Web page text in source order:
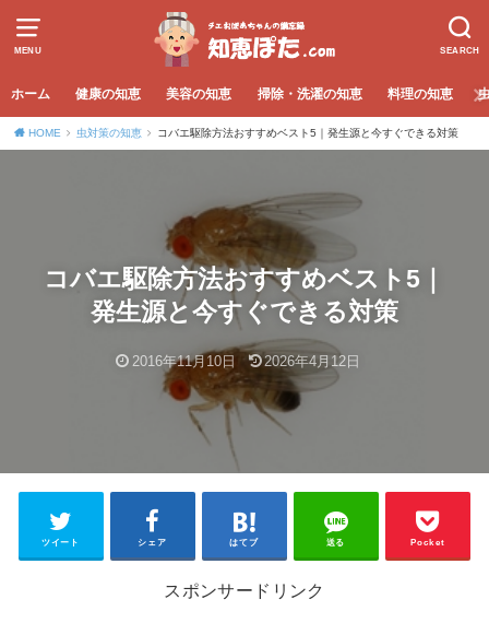
MENU SEARCH
ホーム 健康の知恵 美容の知恵 掃除・洗濯の知恵 料理の知恵
HOME 虫対策の知恵 コバエ駆除方法おすすめベスト5｜発生源と今すぐできる対策
コバエ駆除方法おすすめベスト5｜
発生源と今すぐできる対策
2016年11月10日 2026年4月12日
ツイート シェア はてブ 送る Pocket
スポンサードリンク